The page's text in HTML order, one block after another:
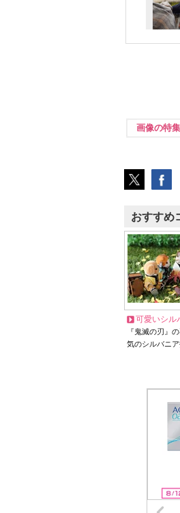
画像の特
おすすめ
可愛いシル
『鬼滅の刃』
気のシルバニ